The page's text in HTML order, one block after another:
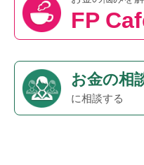
FP
お金の相
に相談する